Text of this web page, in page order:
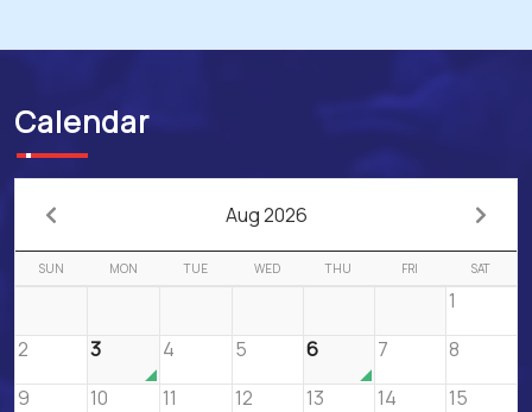
Calendar
Aug 2026
SUN MON TUE WED THU FRI SAT
1
2
3 4 5 6 7
8
9
10 11 12 13 14
15